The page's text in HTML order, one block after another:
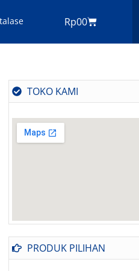
Rp00
Cart
TOKO KAMI
PRODUK PILIHAN